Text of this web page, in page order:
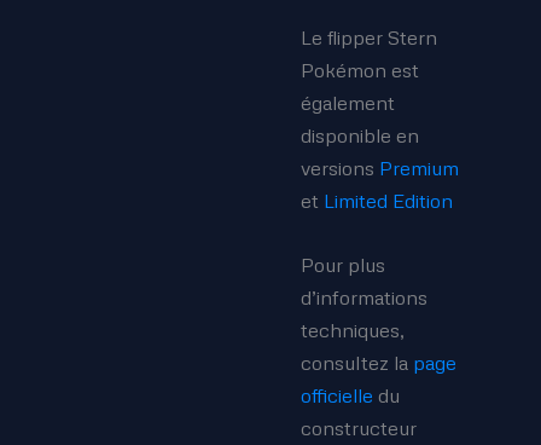
Le flipper Stern
Pokémon est
également
disponible en
versions Premium
et Limited Edition
Pour plus
d’informations
techniques,
consultez lapage
officielle du
constructeur